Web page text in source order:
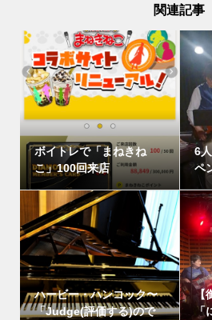
関連記事
ボイトレで「まねきね
こ」100回来店
6
ペ
ハービー・ハンコック〜
「Judge(評価する)ので
【
「